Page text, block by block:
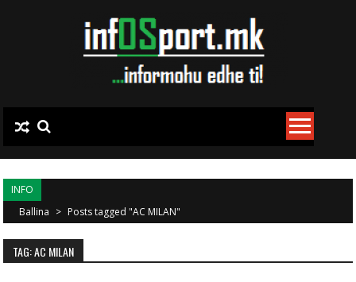
INFO
Ballina > Posts tagged "AC MILAN"
TAG: AC MILAN